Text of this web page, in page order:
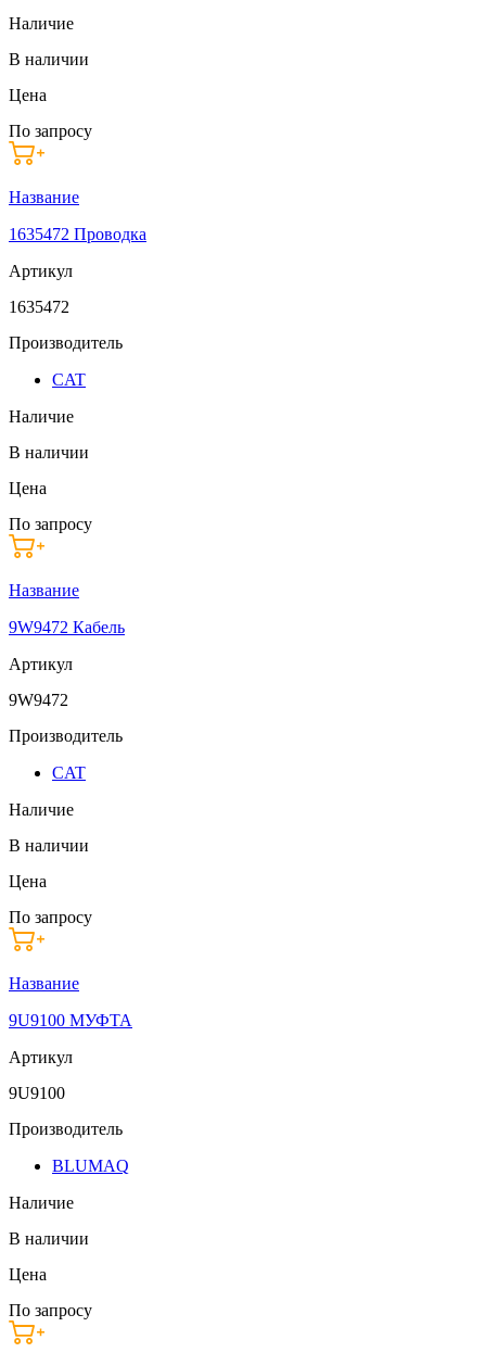
Наличие
В наличии
Цена
По запросу
Название
1635472 Проводка
Артикул
1635472
Производитель
CAT
Наличие
В наличии
Цена
По запросу
Название
9W9472 Кабель
Артикул
9W9472
Производитель
CAT
Наличие
В наличии
Цена
По запросу
Название
9U9100 МУФТА
Артикул
9U9100
Производитель
BLUMAQ
Наличие
В наличии
Цена
По запросу